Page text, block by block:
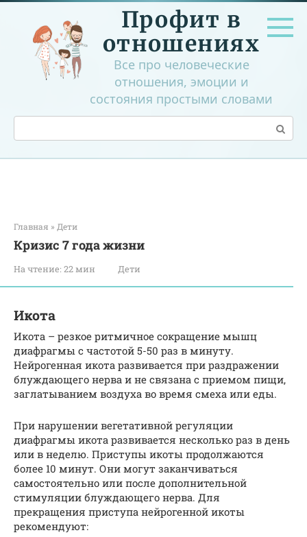
Перейти
контенту
Профит в
отношениях
Все про человеческие
отношения, эмоции и
состояния простыми словами
Поиск:
Главная » Дети
Кризис 7 года жизни
На чтение: 22 мин Дети
Икота
Икота – резкое ритмичное сокращение мышц
диафрагмы с частотой 5-50 раз в минуту.
Нейрогенная икота развивается при раздражении
блуждающего нерва и не связана с приемом пищи,
заглатыванием воздуха во время смеха или еды.
При нарушении вегетативной регуляции
диафрагмы икота развивается несколько раз в день
или в неделю. Приступы икоты продолжаются
более 10 минут. Они могут заканчиваться
самостоятельно или после дополнительной
стимуляции блуждающего нерва. Для
прекращения приступа нейрогенной икоты
рекомендуют: